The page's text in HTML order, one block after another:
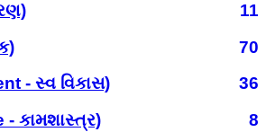
11
70
- સ્વ વિકાસ)
36
કામશાસ્ત્ર)
8